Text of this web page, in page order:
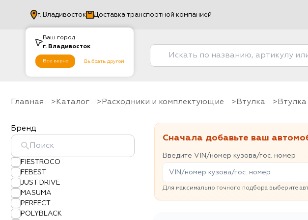
Ваш город
г. Владивосток
Все верно Выбрать другой
г. Владивосток Доставка транспортной компанией
Главная Каталог Расходники и комплектующие Втулка
Бренд
FIESTROCO
FEBEST
JUST DRIVE
MASUMA
PERFECT
POLYBLACK
Сначала добавьте ваш
Введите VIN/номер кузова/гос. номер
Для максимально точного подбора выберите